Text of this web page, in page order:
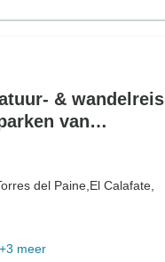
& wandelreis
van
del Paine, El Calafate,
+3 meer